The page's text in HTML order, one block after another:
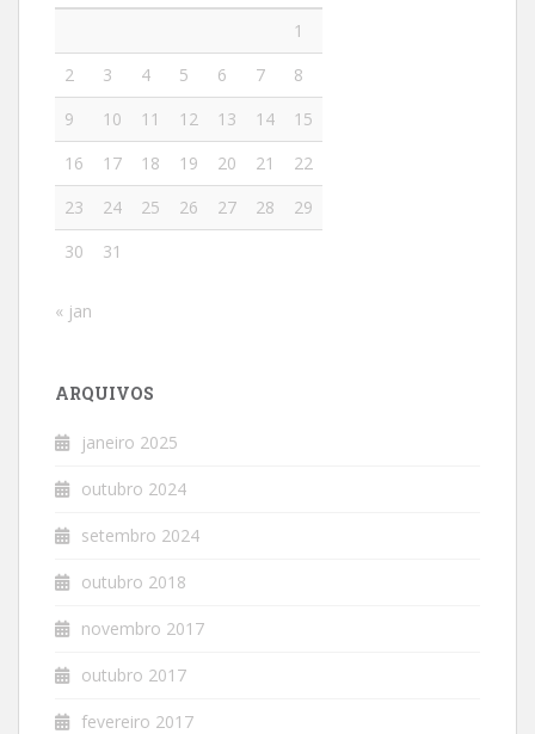
1
2
3 4 5 6 7
8
9
10 11 12 13 14
15
16
17 18 19 20 21
22
23
24 25 26 27 28
29
30
31
« jan
ARQUIVOS
janeiro 2025
outubro 2024
setembro 2024
outubro 2018
novembro 2017
outubro 2017
fevereiro 2017